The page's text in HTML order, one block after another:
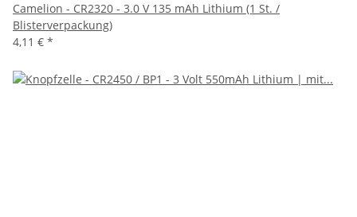
Camelion - CR2320 - 3.0 V 135 mAh Lithium (1 St. /
Blisterverpackung)
4,11 € *